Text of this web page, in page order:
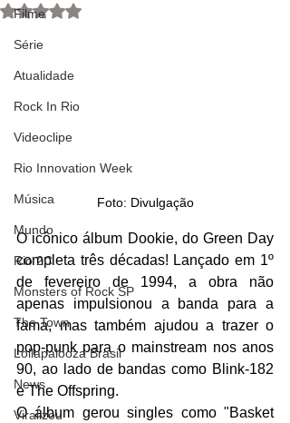
Filme
Série
Atualidade
Rock In Rio
Videoclipe
Rio Innovation Week
Música
Mundo
Rio 2C
Monsters of Rock SP
The Town
Lollapalooza Brasil
News
Viralizou
Avaliado com NaN de 5 estrelas.
Foto: Divulgação
O icônico álbum Dookie, do Green Day
completa três décadas! Lançado em 1º
de fevereiro de 1994, a obra não
apenas impulsionou a banda para a
fama, mas também ajudou a trazer o
pop-punk para o mainstream nos anos
90, ao lado de bandas como Blink-182
e The Offspring.
O álbum gerou singles como "Basket